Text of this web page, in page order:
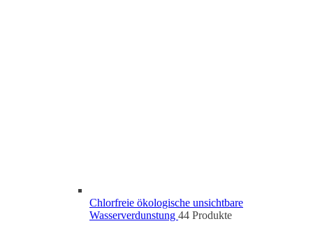
Chlorfreie ökologische unsichtbare
Wasserverdunstung 44 Produkte